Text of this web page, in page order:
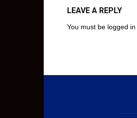
LEAVE A REPLY
You must be logged in